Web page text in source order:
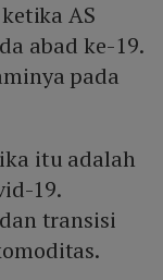
AS
abad ke-19.
pada
itu adalah
19.
transisi